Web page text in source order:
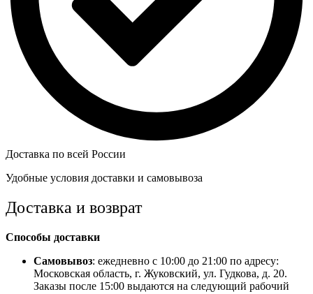
Доставка по всей России
Удобные условия доставки и самовывоза
Доставка и возврат
Способы доставки
Самовывоз: ежедневно с 10:00 до 21:00 по адресу:
Московская область, г. Жуковский, ул. Гудкова, д. 20.
Заказы после 15:00 выдаются на следующий рабочий